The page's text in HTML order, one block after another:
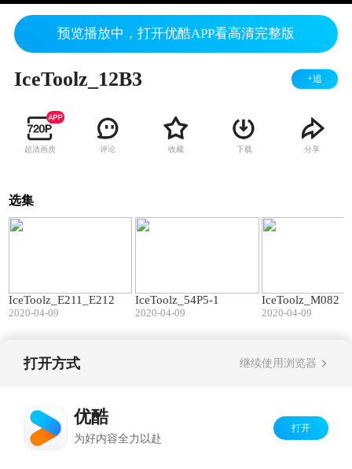
预览播放中，打开优酷APP看高清完整版
IceToolz_12B3 +追
超清画质 评论 收藏 下载 分享
选集
IceToolz_E211_E212
2020-04-09
IceToolz_54P5-1
2020-04-09
IceToolz_M082
2020-04-09
打开方式 继续使用浏览器
优酷
为好内容全力以赴
打开